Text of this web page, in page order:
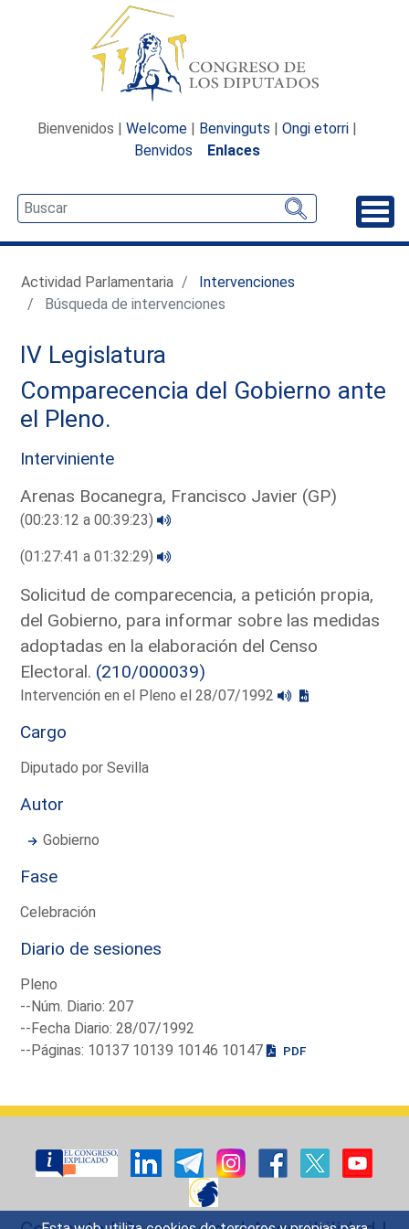
Bienvenidos | Welcome | Benvinguts | Ongi etorri |
Benvidos
Enlaces
Actividad Parlamentaria
Intervenciones
Búsqueda de intervenciones
IV Legislatura
Comparecencia del Gobierno ante
el Pleno.
Interviniente
Arenas Bocanegra, Francisco Javier (GP)
(00:23:12 a 00:39:23)
(01:27:41 a 01:32:29)
Solicitud de comparecencia, a petición propia,
del Gobierno, para informar sobre las medidas
adoptadas en la elaboración del Censo
Electoral. (210/000039)
Intervención en el Pleno el 28/07/1992
Cargo
Diputado por Sevilla
Autor
Gobierno
Fase
Celebración
Diario de sesiones
Pleno
--Núm. Diario: 207
--Fecha Diario: 28/07/1992
--Páginas: 10137 10139 10146 10147
PDF